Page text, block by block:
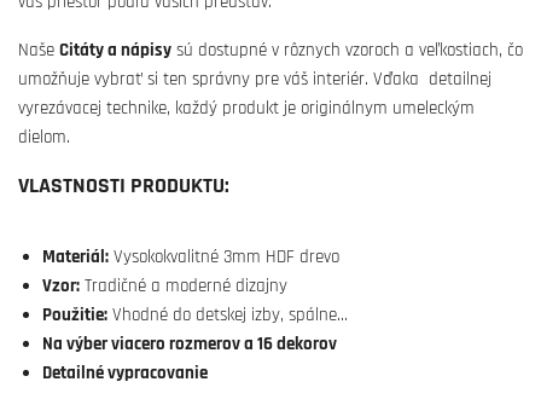
Naše Citáty a nápisy sú dostupné v rôznych vzoroch a veľkostiach, čo
umožňuje vybrať si ten správny pre váš interiér. Vďaka detailnej
vyrezávacej technike, každý produkt je originálnym umeleckým
dielom.
VLASTNOSTI PRODUKTU:
Materiál: Vysokokvalitné 3mm HDF drevo
Vzor: Tradičné a moderné dizajny
Použitie: Vhodné do detskej izby, spálne...
Na výber viacero rozmerov a 16 dekorov
Detailné vypracovanie